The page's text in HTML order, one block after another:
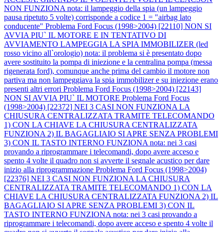
NON FUNZIONA nota: il lampeggio della spia (un lampeggio
pausa ripetuto 5 volte) corrisponde a codice 1 = "airbag lato
conducente" Problema Ford Focus (1998>2004) [22110] NON SI
AVVIA PIU` IL MOTORE E IN TENTATIVO DI
AVVIAMENTO LAMPEGGIA LA SPIA IMMOBILIZER (led
rosso vicino all`orologio) nota: il problema si è presentato dopo
avere sostituito la pompa di iniezione e la centralina pompa (messa
rigenerata ford), comunque anche prima del cambio il motore non
partiva ma non lampeggiava la spia immobilizer e su iniezione erano
presenti altri errori Problema Ford Focus (1998>2004) [22143]
NON SI AVVIA PIU` IL MOTORE Problema Ford Focus
(1998>2004) [22372] NEI 3 CASI NON FUNZIONA LA
CHIUSURA CENTRALIZZATA TRAMITE TELECOMANDO
1) CON LA CHIAVE LA CHIUSURA CENTRALIZZATA
FUNZIONA 2) IL BAGAGLIAIO SI APRE SENZA PROBLEMI
3) CON IL TASTO INTERNO FUNZIONA nota: nei 3 casi
provando a riprogrammare i telecomandi, dopo avere acceso e
spento 4 volte il quadro non si avverte il segnale acustico per dare
inizio alla riprogrammazione Problema Ford Focus (1998>2004)
[22376] NEI 3 CASI NON FUNZIONA LA CHIUSURA
CENTRALIZZATA TRAMITE TELECOMANDO 1) CON LA
CHIAVE LA CHIUSURA CENTRALIZZATA FUNZIONA 2) IL
BAGAGLIAIO SI APRE SENZA PROBLEMI 3) CON IL
TASTO INTERNO FUNZIONA nota: nei 3 casi provando a
riprogrammare i telecomandi, dopo avere acceso e spento 4 volte il